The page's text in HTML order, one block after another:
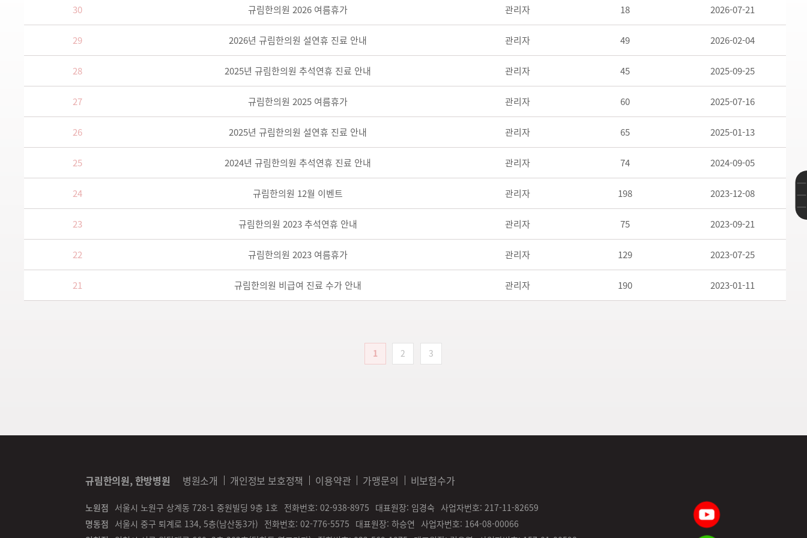
30 규림한의원 2026 여름휴가 관리자 18 2026-07-21
29 2026년 규림한의원 설연휴 진료 안내 관리자 49 2026-02-04
28 2025년 규림한의원 추석연휴 진료 안내 관리자 45 2025-09-25
27 규림한의원 2025 여름휴가 관리자 60 2025-07-16
26 2025년 규림한의원 설연휴 진료 안내 관리자 65 2025-01-13
25 2024년 규림한의원 추석연휴 진료 안내 관리자 74 2024-09-05
24 규림한의원 12월 이벤트 관리자 198 2023-12-08
23 규림한의원 2023 추석연휴 안내 관리자 75 2023-09-21
22 규림한의원 2023 여름휴가 관리자 129 2023-07-25
21 규림한의원 비급여 진료 수가 안내 관리자 190 2023-01-11
1 2 3
규림한의원, 한방병원 병원소개 개인정보 보호정책 이용약관 가맹문의 비보험수가
노원점 서울시 노원구 상계동 728-1 중원빌딩 9층 1호 전화번호: 02-938-8975 대표원장: 임경숙 사업자번호: 217-11-82659
명동점
서울시 중구 퇴계로 134, 5층(남산동3가) 전화번호: 02-776-5575 대표원장: 하승연 사업자번호: 164-08-00066